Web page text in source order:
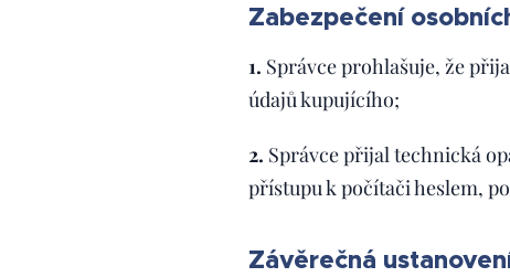
Zabezpečení
1. Správce prohlašuje, že
údajů kupujícího;
2. Správce přijal technická
přístupu k počítači heslem,
Závěrečná